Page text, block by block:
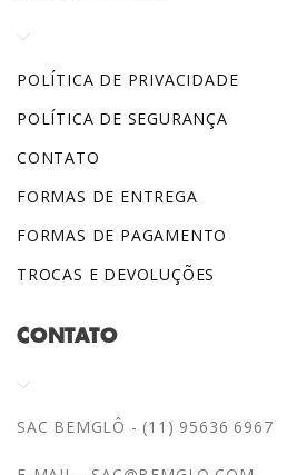
POLÍTICA DE PRIVACIDADE
POLÍTICA DE SEGURANÇA
CONTATO
FORMAS DE ENTREGA
FORMAS DE PAGAMENTO
TROCAS E DEVOLUÇÕES
CONTATO
SAC BEMGLÔ - (11) 95636 6967